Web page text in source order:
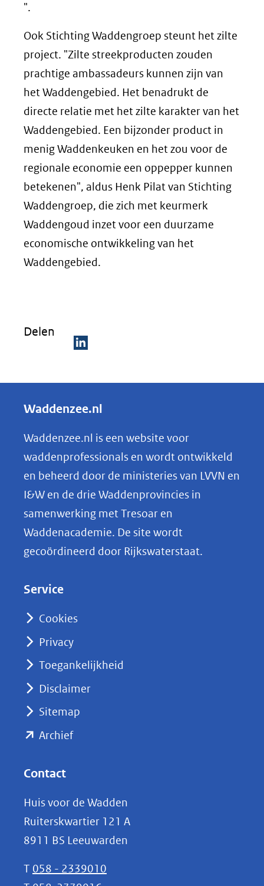
".
Ook Stichting Waddengroep steunt het zilte
project. "Zilte streekproducten zouden
prachtige ambassadeurs kunnen zijn van
het Waddengebied. Het benadrukt de
directe relatie met het zilte karakter van het
Waddengebied. Een bijzonder product in
menig Waddenkeuken en het zou voor de
regionale economie een oppepper kunnen
betekenen", aldus Henk Pilat van Stichting
Waddengroep, die zich met keurmerk
Waddengoud inzet voor een duurzame
economische ontwikkeling van het
Waddengebied.
Delen
e
e
n
o
p
k
e
nieuw
naar
Waddenzee.nl
Waddenzee.nl is een website voor
waddenprofessionals en wordt ontwikkeld
en beheerd door de ministeries van LVVN en
I&W en de drie Waddenprovincies in
samenwerking met Tresoar en
Waddenacademie. De site wordt
gecoördineerd door Rijkswaterstaat.
Service
Cookies
Privacy
Toegankelijkheid
Disclaimer
Sitemap
Archief(opent
(verwijst
naar
een
andere
Contact
Huis voor de Wadden
Ruiterskwartier 121 A
8911 BS Leeuwarden
T 058 - 2339010